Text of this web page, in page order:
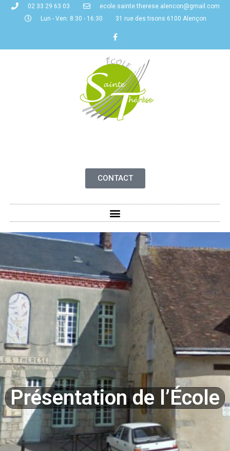
02 33 29 63 03
ecole.sainte.therese.alencon@gmail.com
Lun - Ven: 8:30 - 16:30
31 rue des tisons 6100 Alençon
CONTACT
Présentation de l’École